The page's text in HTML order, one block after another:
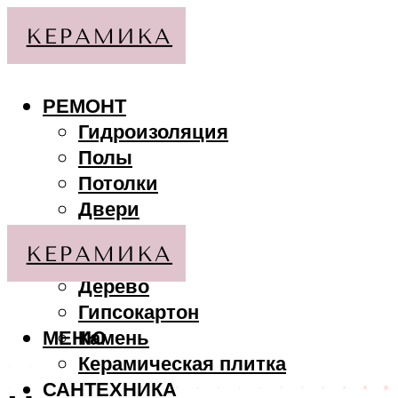
РЕМОНТ
Гидроизоляция
Полы
Потолки
Двери
МАТЕРИАЛЫ
Дерево
Гипсокартон
Камень
Керамическая плитка
САНТЕХНИКА
МЕНЮ